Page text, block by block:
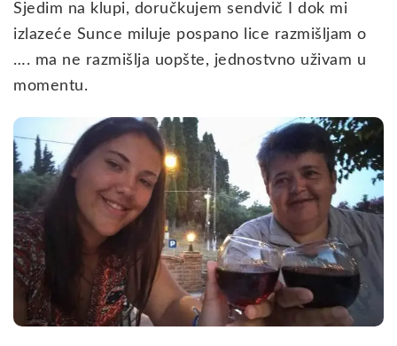
Sjedim na klupi, doručkujem sendvič I dok mi
izlazeće Sunce miluje pospano lice razmišljam o
…. ma ne razmišlja uopšte, jednostvno uživam u
momentu.